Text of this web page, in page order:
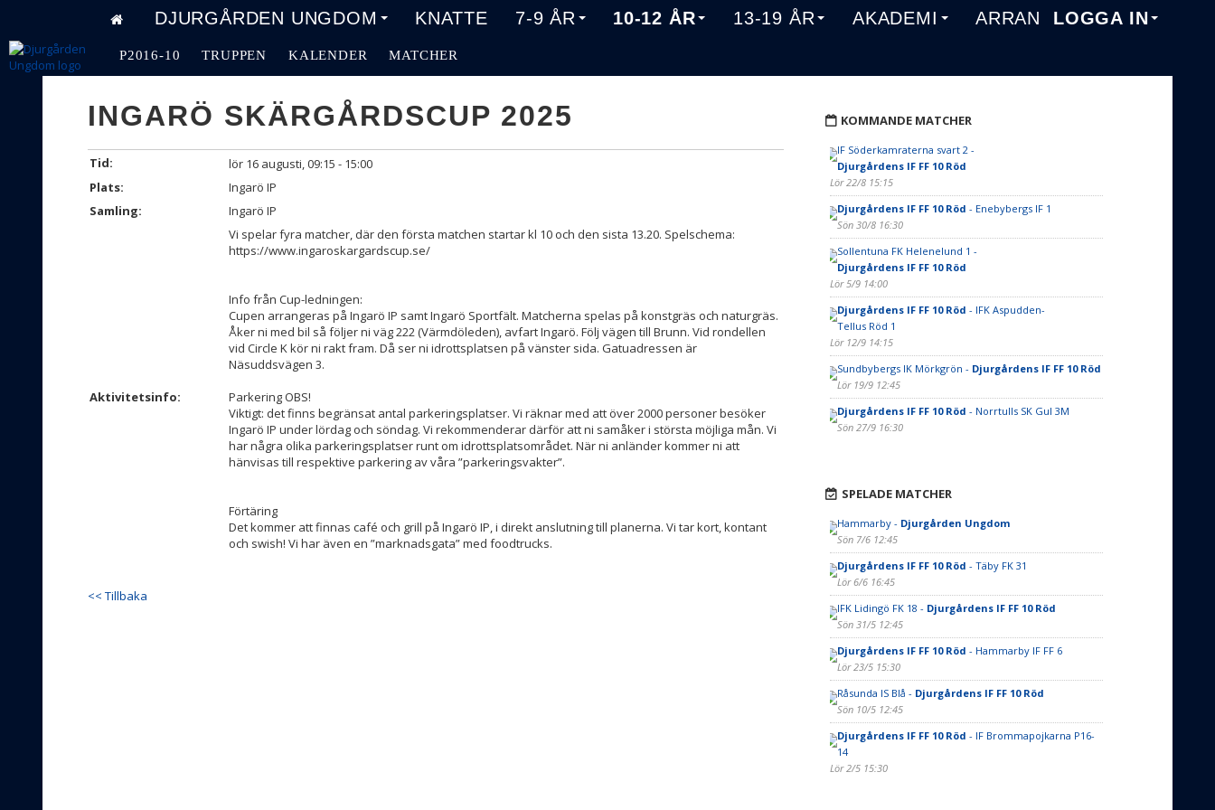
DJURGÅRDEN UNGDOM KNATTE 7-9 ÅR 10-12 ÅR 13-19 ÅR AKADEMI ARRANGEMANG
LOGGA IN
P2016-10 TRUPPEN KALENDER MATCHER
INGARÖ SKÄRGÅRDSCUP 2025
Tid:
lör 16 augusti, 09:15 - 15:00
Plats:
Ingarö IP
Samling:
Ingarö IP
Aktivitetsinfo:
Vi spelar fyra matcher, där den första matchen startar kl 10 och den sista 13.20. Spelschema:
https://www.ingaroskargardscup.se/
Info från Cup-ledningen:
Cupen arrangeras på Ingarö IP samt Ingarö Sportfält. Matcherna spelas på konstgräs och naturgräs.
Åker ni med bil så följer ni väg 222 (Värmdöleden), avfart Ingarö. Följ vägen till Brunn. Vid rondellen
vid Circle K kör ni rakt fram. Då ser ni idrottsplatsen på vänster sida. Gatuadressen är
Näsuddsvägen 3.
Parkering OBS!
Viktigt: det finns begränsat antal parkeringsplatser. Vi räknar med att över 2000 personer besöker
Ingarö IP under lördag och söndag. Vi rekommenderar därför att ni samåker i största möjliga mån. Vi
har några olika parkeringsplatser runt om idrottsplatsområdet. När ni anländer kommer ni att
hänvisas till respektive parkering av våra ”parkeringsvakter”.
Förtäring
Det kommer att finnas café och grill på Ingarö IP, i direkt anslutning till planerna. Vi tar kort, kontant
och swish! Vi har även en ”marknadsgata” med foodtrucks.
<< Tillbaka
KOMMANDE MATCHER
IF Söderkamraterna svart 2 -
Djurgårdens IF FF 10 Röd
Lör 22/8 15:15
Djurgårdens IF FF 10 Röd - Enebybergs IF 1
Sön 30/8 16:30
Sollentuna FK Helenelund 1 -
Djurgårdens IF FF 10 Röd
Lör 5/9 14:00
Djurgårdens IF FF 10 Röd - IFK Aspudden-
Tellus Röd 1
Lör 12/9 14:15
Sundbybergs IK Mörkgrön - Djurgårdens IF FF 10 Röd
Lör 19/9 12:45
Djurgårdens IF FF 10 Röd - Norrtulls SK Gul 3M
Sön 27/9 16:30
SPELADE MATCHER
Hammarby - Djurgården Ungdom
Sön 7/6 12:45
Djurgårdens IF FF 10 Röd - Täby FK 31
Lör 6/6 16:45
IFK Lidingö FK 18 - Djurgårdens IF FF 10 Röd
Sön 31/5 12:45
Djurgårdens IF FF 10 Röd - Hammarby IF FF 6
Lör 23/5 15:30
Råsunda IS Blå - Djurgårdens IF FF 10 Röd
Sön 10/5 12:45
Djurgårdens IF FF 10 Röd - IF Brommapojkarna P16-
14
Lör 2/5 15:30